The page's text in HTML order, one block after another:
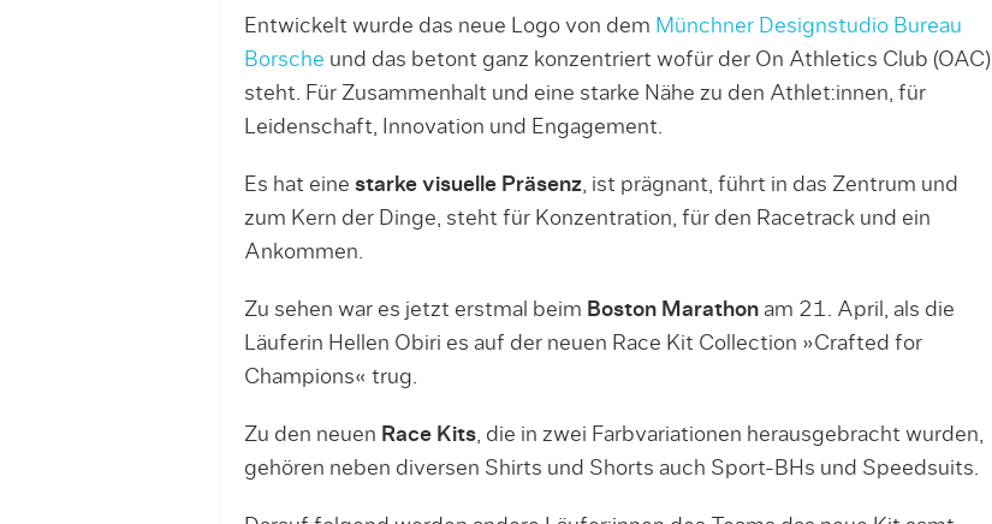
Entwickelt wurde das neue Logo von dem Münchner Designstudio Bureau
Borsche und das betont ganz konzentriert wofür der On Athletics Club (OAC)
steht. Für Zusammenhalt und eine starke Nähe zu den Athlet:innen, für
Leidenschaft, Innovation und Engagement.
Es hat eine starke visuelle Präsenz, ist prägnant, führt in das Zentrum und
zum Kern der Dinge, steht für Konzentration, für den Racetrack und ein
Ankommen.
Zu sehen war es jetzt erstmal beim Boston Marathonam 21. April, als die
Läuferin Hellen Obiri es auf der neuen Race Kit Collection »Crafted for
Champions« trug.
Zu den neuen Race Kits, die in zwei Farbvariationen herausgebracht wurden,
gehören neben diversen Shirts und Shorts auch Sport-BHs und Speedsuits.